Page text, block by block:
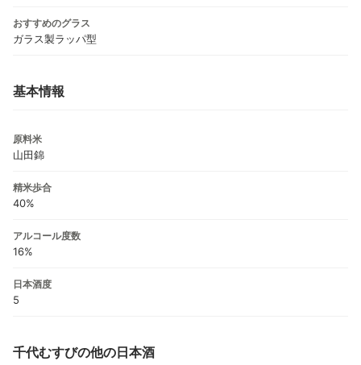
おすすめのグラス
ガラス製ラッパ型
基本情報
原料米
山田錦
精米歩合
40%
アルコール度数
16%
日本酒度
5
千代むすびの他の日本酒